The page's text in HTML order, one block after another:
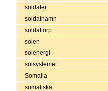
soldater
soldatnamn
soldattorp
solen
solenergi
solsystemet
Somalia
somaliska